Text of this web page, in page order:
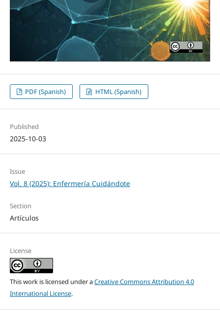
PDF (Spanish) HTML (Spanish)
Published
2025-10-03
Issue
Vol. 8 (2025): Enfermería Cuidándote
Section
Artículos
License
This work is licensed under aCreative Commons Attribution 4.0
International License.